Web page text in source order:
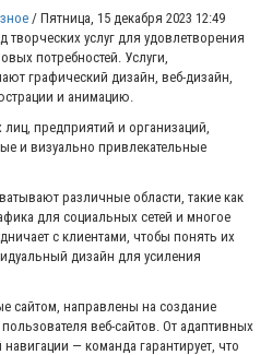
/ Пятница, 15 декабря 2023 12:49
творческих услуг для удовлетворения
потребностей. Услуги,
графический дизайн, веб-дизайн,
и анимацию.
предприятий и организаций,
и визуально привлекательные
различные области, такие как
для социальных сетей и многое
с клиентами, чтобы понять их
дизайн для усиления
сайтом, направлены на создание
веб-сайтов. От адаптивных
— команда гарантирует, что